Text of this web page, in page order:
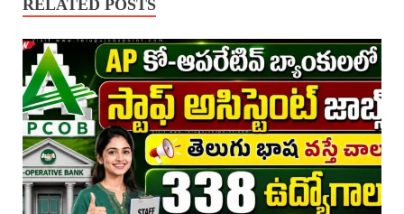
RELATED POSTS